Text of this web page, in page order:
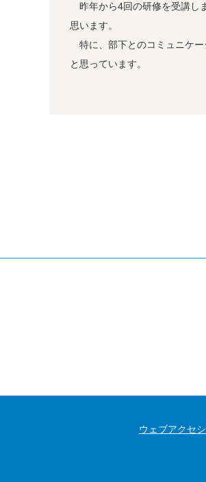
昨年から4回の研修を受講し
思います。
特に、部下とのコミュニケー
と思っています。
ウェブアクセ